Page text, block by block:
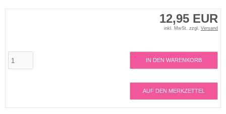
12,95 EUR
inkl. MwSt. zzgl. Versand
IN DEN WARENKORB
AUF DEN MERKZETTEL